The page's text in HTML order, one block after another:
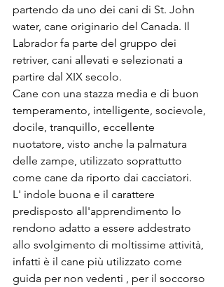
partendo da uno dei cani di St. John
water, cane originario del Canada. Il
Labrador fa parte del gruppo dei
retriver, cani allevati e selezionati a
partire dal XIX secolo.
Cane con una stazza media e di buon
temperamento, intelligente, socievole,
docile, tranquillo, eccellente
nuotatore, visto anche la palmatura
delle zampe, utilizzato soprattutto
come cane da riporto dai cacciatori.
L' indole buona e il carattere
predisposto all'apprendimento lo
rendono adatto a essere addestrato
allo svolgimento di moltissime attività,
infatti è il cane più utilizzato come
guida per non vedenti , per il soccorso